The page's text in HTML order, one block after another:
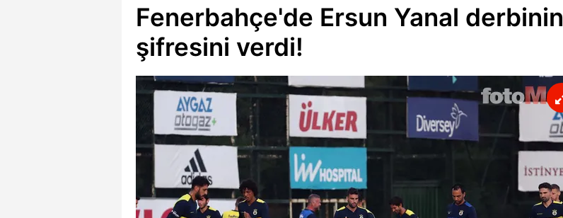
Fenerbahçe'de Ersun Yanal derbinin
şifresini verdi!